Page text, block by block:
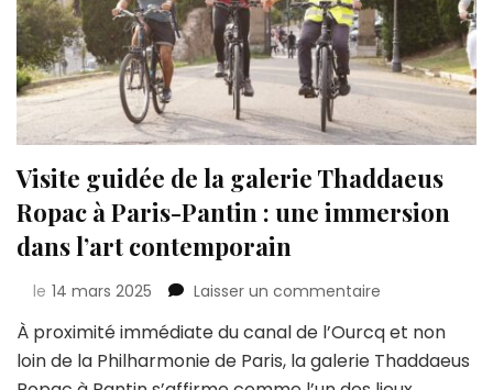
Visite guidée de la galerie Thaddaeus
Ropac à Paris-Pantin : une immersion
dans l’art contemporain
le 14 mars 2025 Laisser un commentaire
guidée
de
la
À proximité immédiate du canal de l’Ourcq et non
loin de la Philharmonie de Paris, la galerie Thaddaeus